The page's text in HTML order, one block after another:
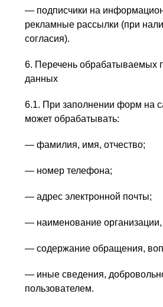
— подписчики на
рекламные рассылки (при
согласия).
6. Перечень обрабатываемых
данных
6.1. При заполнении форм на
может обрабатывать:
— фамилия, имя, отчество;
— номер телефона;
— адрес электронной почты;
— наименование организации,
— содержание обращения,
— иные сведения,
пользователем.